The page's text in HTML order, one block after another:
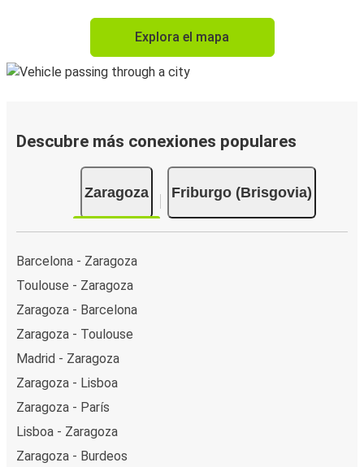
Explora el mapa
Descubre más conexiones populares
Zaragoza Friburgo (Brisgovia)
Barcelona - Zaragoza
Toulouse - Zaragoza
Zaragoza - Barcelona
Zaragoza - Toulouse
Madrid - Zaragoza
Zaragoza - Lisboa
Zaragoza - París
Lisboa - Zaragoza
Zaragoza - Burdeos